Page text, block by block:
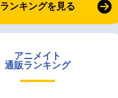
ランキングを見る
アニメイト
通販ランキング